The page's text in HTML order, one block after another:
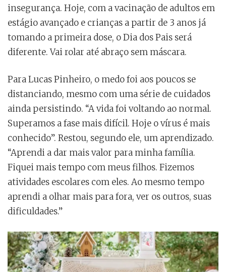
insegurança. Hoje, com a vacinação de adultos em
estágio avançado e crianças a partir de 3 anos já
tomando a primeira dose, o Dia dos Pais será
diferente. Vai rolar até abraço sem máscara.
Para Lucas Pinheiro, o medo foi aos poucos se
distanciando, mesmo com uma série de cuidados
ainda persistindo. “A vida foi voltando ao normal.
Superamos a fase mais difícil. Hoje o vírus é mais
conhecido”. Restou, segundo ele, um aprendizado.
“Aprendi a dar mais valor para minha família.
Fiquei mais tempo com meus filhos. Fizemos
atividades escolares com eles. Ao mesmo tempo
aprendi a olhar mais para fora, ver os outros, suas
dificuldades.”